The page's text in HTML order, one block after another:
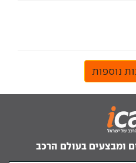
נוספות
ומבצעים בעולם הרכב